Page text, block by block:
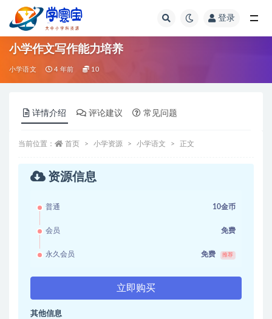
登录
小学作文写作能力培养
小学语文 4 年前 10
详情介绍 评论建议 常见问题
当前位置： 首页 小学资源 小学语文 正文
资源信息
普通 10金币
会员 免费
永久会员 免费 推荐
立即购买
其他信息
全部